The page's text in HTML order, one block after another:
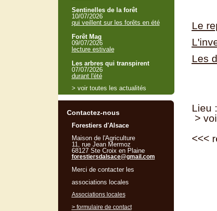
Le
Les
Lieu
>
<<<
Sentinelles de la forêt
10/07/2026
qui veillent sur les forêts en été
Forêt Mag
09/07/2026
lecture estivale
Les arbres qui transpirent
07/07/2026
durant l'été
> voir toutes les actualités
Contactez-nous
Forestiers d'Alsace
Maison de l'Agriculture
11, rue Jean Mermoz
68127 Ste Croix en Plaine
forestiersdalsace@gmail.com
Merci de contacter les
associations locales
Associations locales
> formulaire de contact